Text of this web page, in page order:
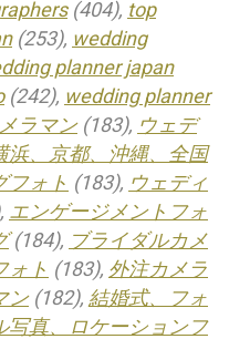
(404), top
(253), wedding
planner japan
(242), wedding planner
ラマン(183), ウェデ
浜、京都、沖縄、全国
フォト (183), ウェディ
エンゲージメントフォ
(184), ブライダルカメ
ォト (183), 外注カメラ
ン(182), 結婚式、フォ
写真、ロケーションフ